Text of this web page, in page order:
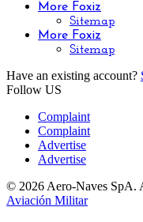
More Foxiz
Sitemap
More Foxiz
Sitemap
Have an existing account?
Follow US
Complaint
Complaint
Advertise
Advertise
© 2026 Aero-Naves SpA.
Aviación Militar